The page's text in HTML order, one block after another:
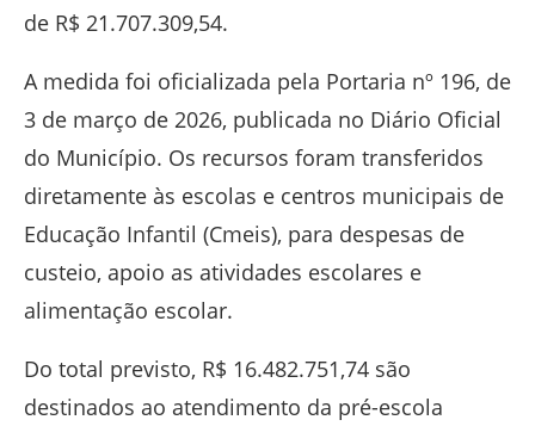
de R$ 21.707.309,54.
A medida foi oficializada pela Portaria nº 196, de
3 de março de 2026, publicada no Diário Oficial
do Município. Os recursos foram transferidos
diretamente às escolas e centros municipais de
Educação Infantil (Cmeis), para despesas de
custeio, apoio as atividades escolares e
alimentação escolar.
Do total previsto, R$ 16.482.751,74 são
destinados ao atendimento da pré-escola